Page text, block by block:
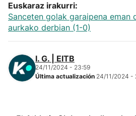
"Helmuga"
Euskaraz irakurri:
Sanceten golak garaipena eman
aurkako derbian (1-0)
I. G. | EITB
24/11/2024 - 23:59
Última actualización 24/11/2024 -